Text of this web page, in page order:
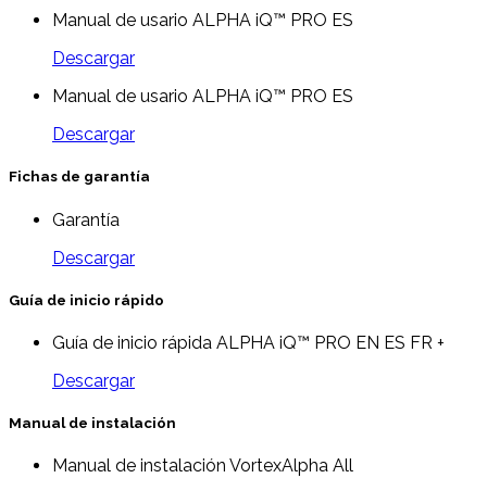
Manual de usario ALPHA iQ™ PRO ES
Descargar
Manual de usario ALPHA iQ™ PRO ES
Descargar
Fichas de garantía
Garantía
Descargar
Guía de inicio rápido
Guía de inicio rápida ALPHA iQ™ PRO EN ES FR +
Descargar
Manual de instalación
Manual de instalación VortexAlpha All